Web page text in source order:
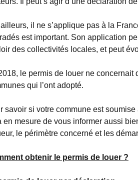
il ne s’applique pas à la
est important. Son application
des collectivités locales, et peut
le permis de louer ne concernait
qui l’ont adopté.
savoir si votre commune est
en mesure de vous informer aussi
le périmètre concerné et les
obtenir le permis de louer ?